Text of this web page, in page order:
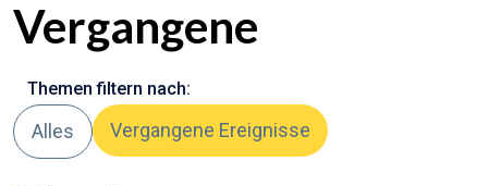
Vergangene
Themen filtern nach:
Alles Vergangene Ereignisse